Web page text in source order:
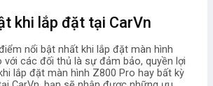
khi lắp đặt tại CarVn
nổi bật nhất khi lắp đặt màn hình
với các đối thủ là sự đảm bảo, quyền lợi
lắp đặt màn hình Z800 Pro hay bất kỳ